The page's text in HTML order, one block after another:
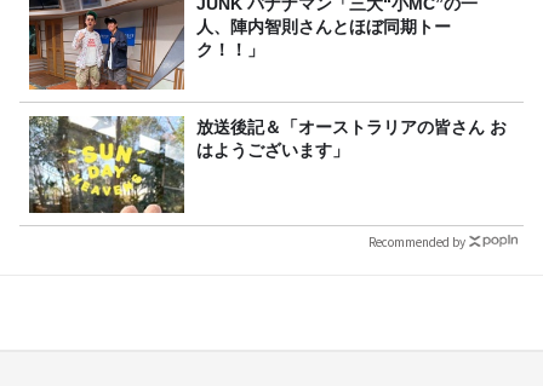
人、陣内智則さんとほぼ同期トー
ク！！」
放送後記＆「オーストラリアの皆さん お
はようございます」
Recommended by